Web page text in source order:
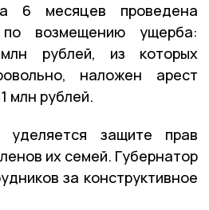
6 месяцев проведена
возмещению ущерба:
рублей, из которых
наложен арест
млн рублей.
защите прав
их семей. Губернатор
за конструктивное